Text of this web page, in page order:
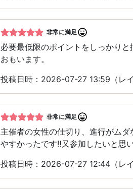
非常に満足
必要最低限のポイントをしっかり
おもいます。
投稿日時：2026-07-27 13:59（レ
非常に満足
主催者の女性の仕切り、進行がム
やすかったです‼️又参加したいと思い
投稿日時：2026-07-27 12:44（レ